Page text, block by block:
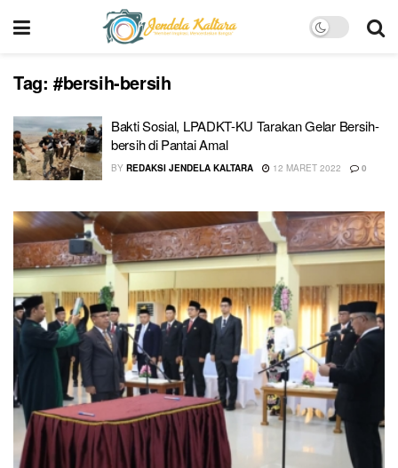
Tag: #bersih-bersih
Bakti Sosial, LPADKT-KU Tarakan Gelar Bersih-
bersih di Pantai Amal
BY REDAKSI JENDELA KALTARA 12 MARET 2022 0